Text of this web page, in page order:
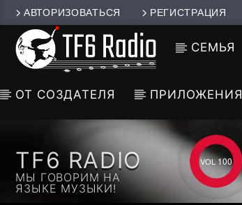
АВТОРИЗОВАТЬСЯ РЕГИСТРАЦИЯ
СЕМЬЯ
ОТ СОЗДАТЕЛЯ ПРИЛОЖЕНИЯ
TF6 RADIO
МЫ ГОВОРИМ НА
ЯЗЫКЕ МУЗЫКИ!
100